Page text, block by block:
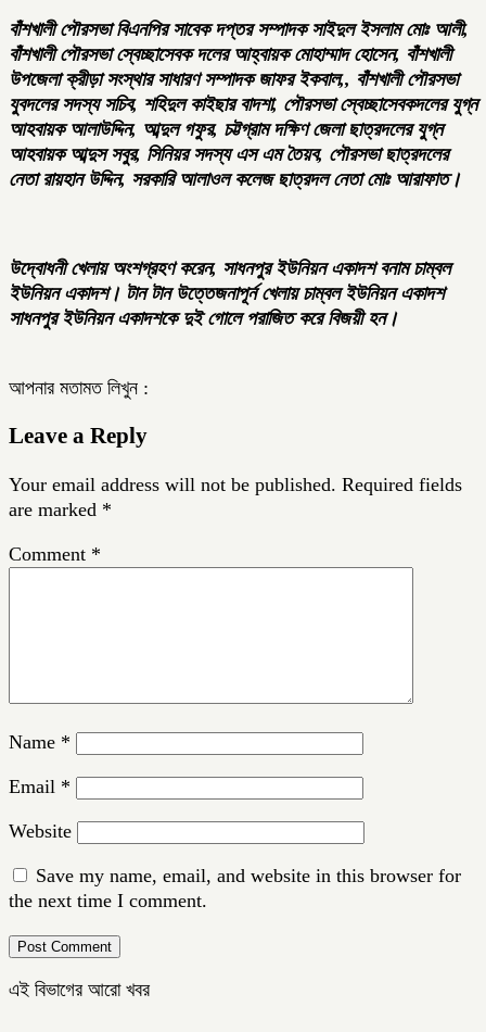
বাঁশখালী পৌরসভা বিএনপির সাবেক দপ্তর সম্পাদক সাইদুল ইসলাম মোঃ আলী,
বাঁশখালী পৌরসভা স্বেচ্ছাসেবক দলের আহ্বায়ক মোহাম্মাদ হোসেন, বাঁশখালী
উপজেলা ক্রীড়া সংস্থার সাধারণ সম্পাদক জাফর ইকবাল,, বাঁশখালী পৌরসভা
যুবদলের সদস্য সচিব, শহিদুল কাইছার বাদশা, পৌরসভা স্বেচ্ছাসেবকদলের যুগ্ন
আহবায়ক আলাউদ্দিন, আব্দুল গফুর, চট্টগ্রাম দক্ষিণ জেলা ছাত্রদলের যুগ্ন
আহবায়ক আব্দুস সবুর, সিনিয়র সদস্য এস এম তৈয়ব, পৌরসভা ছাত্রদলের
নেতা রায়হান উদ্দিন, সরকারি আলাওল কলেজ ছাত্রদল নেতা মোঃ আরাফাত।
উদ্বোধনী খেলায় অংশগ্রহণ করেন, সাধনপুর ইউনিয়ন একাদশ বনাম চাম্বল
ইউনিয়ন একাদশ। টান টান উত্তেজনাপূর্ন খেলায় চাম্বল ইউনিয়ন একাদশ
সাধনপুর ইউনিয়ন একাদশকে দুই গোলে পরাজিত করে বিজয়ী হন।
আপনার মতামত লিখুন :
Leave a Reply
Your email address will not be published. Required fields
are marked *
Comment *
Name *
Email *
Website
Save my name, email, and website in this browser for
the next time I comment.
এই বিভাগের আরো খবর